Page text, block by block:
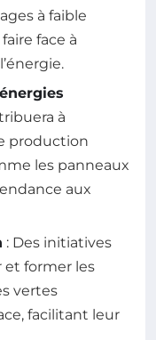
à faible
face à
à
production
les panneaux
aux
: Des initiatives
et former les
vertes
facilitant leur